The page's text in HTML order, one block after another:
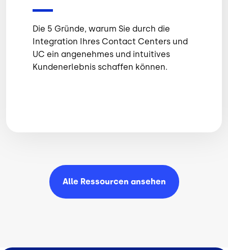
Die 5 Gründe, warum Sie durch die
Integration Ihres Contact Centers und
UC ein angenehmes und intuitives
Kundenerlebnis schaffen können.
Alle Ressourcen ansehen